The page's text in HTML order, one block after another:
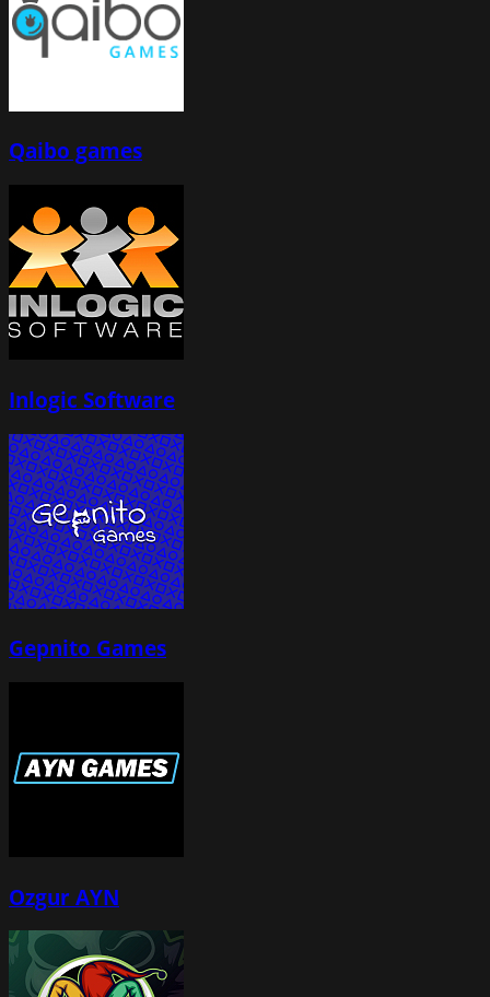
Qaibo games
Inlogic Software
Gepnito Games
Ozgur AYN